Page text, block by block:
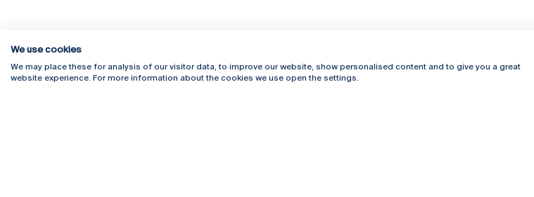
Rua Diogo Botelho 1327
4169-005 Porto
Campus Online
Webmail
© 2026
We use cookies
We may place these for analysis of our visitor data, to improve our website, show personalised content and to give you a great
website experience. For more information about the cookies we use open the settings.